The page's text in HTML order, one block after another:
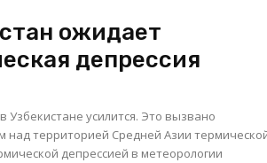
ожидает
депрессия
Узбекистане усилится. Это вызвано
над территорией Средней Азии